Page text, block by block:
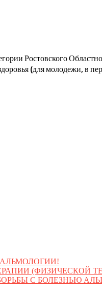
Ростовского
(для молодежи, в
(ФИЗИЧЕСКОЙ
С БОЛЕЗНЬЮ